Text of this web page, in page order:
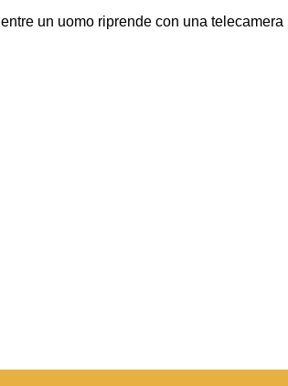
un uomo riprende con una